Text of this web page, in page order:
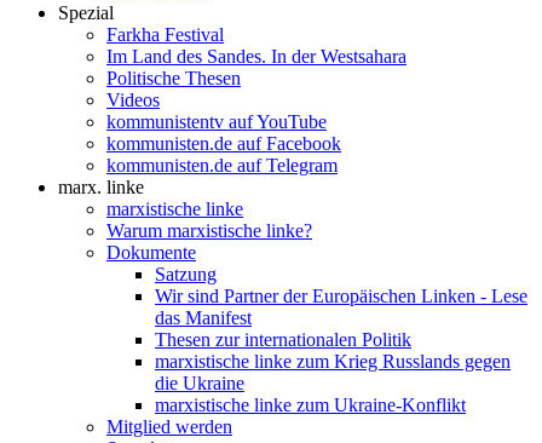
Spezial
Farkha Festival
Im Land des Sandes. In der Westsahara
Politische Thesen
Videos
kommunistentv auf YouTube
kommunisten.de auf Facebook
kommunisten.de auf Telegram
marx. linke
marxistische linke
Warum marxistische linke?
Dokumente
Satzung
Wir sind Partner der Europäischen Linken - Lese
das Manifest
Thesen zur internationalen Politik
marxistische linke zum Krieg Russlands gegen
die Ukraine
marxistische linke zum Ukraine-Konflikt
Mitglied werden